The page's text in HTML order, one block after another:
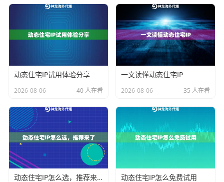
住宅。ISP代理的IP在网络上通常会被标记为数据中心I
用一个不太严谨但形象的比喻：动态住宅IP像是你借用
邻居家的网络上网，而ISP代理像是你去网吧开了一台机
器。
特性与应用场景对比：谁该干什么活
明白了出身，它们各自擅长干什么活儿就一目了然了。
下面这个表格能帮你快速抓住重点：
对比
维度
动态住宅IP
动态住宅IP试用体验分享
2026-08-06 40 人在看
一文读懂动态住宅IP
2026-08-06 35 人在看
动态住宅IP怎么选，推荐来了 动态住宅IP怎么免费试用